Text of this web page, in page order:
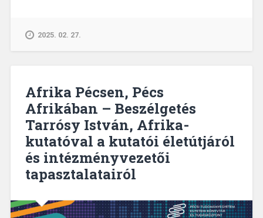
kapujában
politológussal”
2025. 02. 27.
Afrika Pécsen, Pécs
Afrikában – Beszélgetés
Tarrósy István, Afrika-
kutatóval a kutatói életútjáról
és intézményvezetői
tapasztalatairól